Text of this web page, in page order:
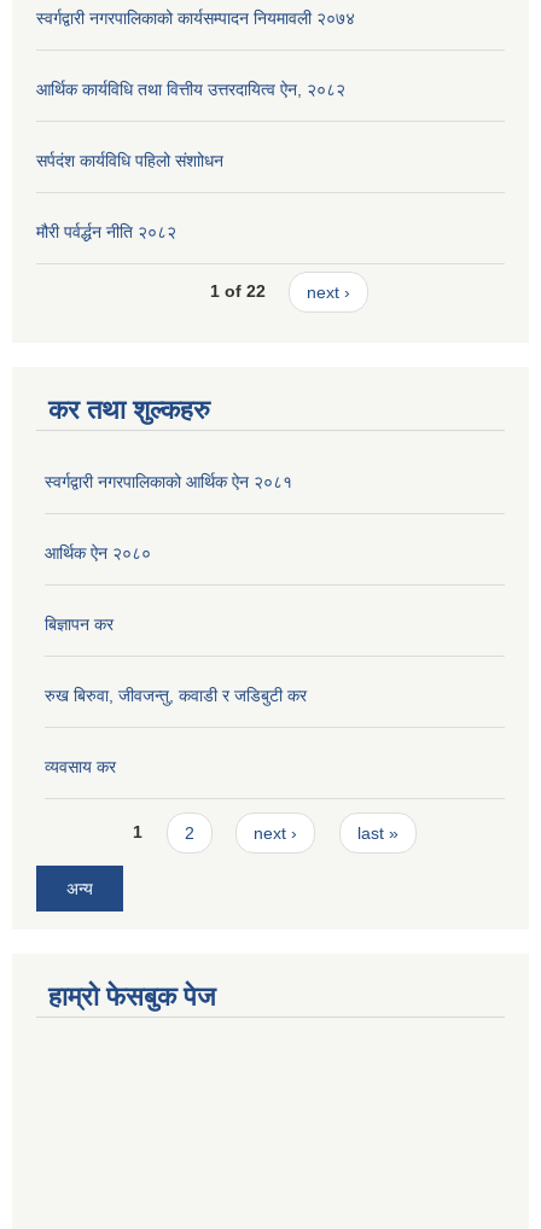
स्वर्गद्वारी नगरपालिकाको कार्यसम्पादन नियमावली २०७४
आर्थिक कार्यविधि तथा वित्तीय उत्तरदायित्व ऐन, २०८२
सर्पदंश कार्यविधि पहिलो संशाोधन
मौरी पर्वर्द्धन नीति २०८२
1 of 22 next ›
कर तथा शुल्कहरु
स्वर्गद्वारी नगरपालिकाको आर्थिक ऐन २०८१
आर्थिक ऐन २०८०
बिज्ञापन कर
रुख बिरुवा, जीवजन्तु, कवाडी र जडिबुटी कर
व्यवसाय कर
Pages1 2 next › last »
अन्य
हाम्रो फेसबुक पेज